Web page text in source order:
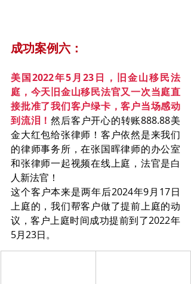
成功案例六：
美国2022年5月23日，旧金山移民法
庭，今天旧金山移民法官又一次当庭直
接批准了我们客户绿卡，客户当场感动
到流泪！然后客户开心的转账888.88美
金大红包给张律师！客户依然是来我们
的律师事务所，在张国晖律师的办公室
和张律师一起视频在线上庭，法官是白
人新法官！
这个客户本来是两年后2024年9月17日
上庭的，我们帮客户做了提前上庭的动
议，客户上庭时间成功提前到了2022年
5月23日。